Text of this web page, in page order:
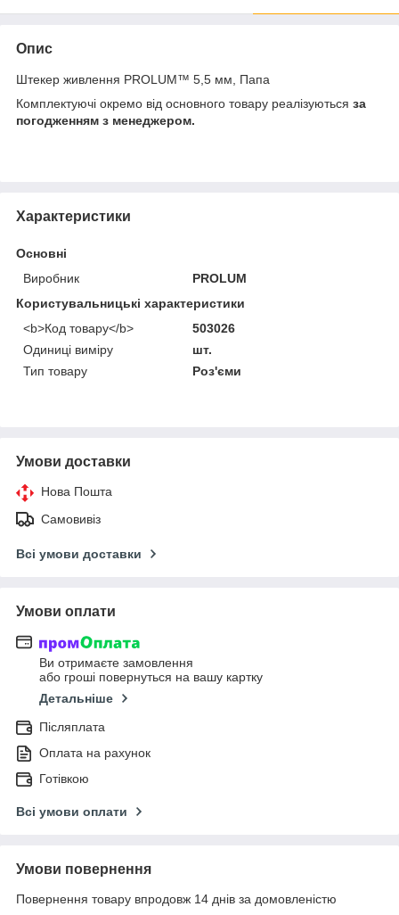
Опис
Штекер живлення PROLUM™ 5,5 мм, Папа
Комплектуючі окремо від основного товару реалізуються за
погодженням з менеджером.
Характеристики
Основні
Виробник
PROLUM
Користувальницькі характеристики
<b>Код товару</b>
503026
Одиниці виміру
шт.
Тип товару
Роз'єми
Умови доставки
Нова Пошта
Самовивіз
Всі умови доставки
Умови оплати
Ви отримаєте замовлення
або гроші повернуться на вашу картку
Детальніше
Післяплата
Оплата на рахунок
Готівкою
Всі умови оплати
Умови повернення
Повернення товару впродовж 14 днів за домовленістю